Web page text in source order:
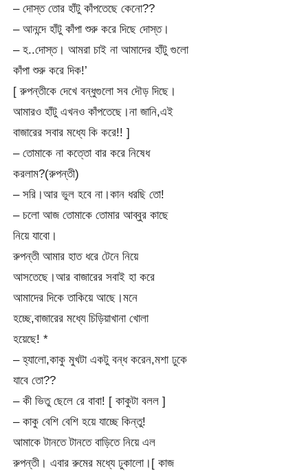
– দোস্ত তোর হাঁটু কাঁপতেছে কেনো??
– আনন্দে হাঁটু কাঁপা শুরু করে দিছে দোস্ত।
– হ..দোস্ত। আমরা চাই না আমাদের হাঁটু গুলো
কাঁপা শুরু করে দিক!’
[ রুপন্তীকে দেখে বন্ধুগুলো সব দৌড় দিছে।
আমারও হাঁটু এখনও কাঁপতেছে।না জানি,এই
বাজারের সবার মধ্যে কি করে!! ]
– তোমাকে না কত্তো বার করে নিষেধ
করলাম?(রুপন্তী)
– সরি।আর ভুল হবে না।কান ধরছি তো!
– চলো আজ তোমাকে তোমার আব্বুর কাছে
নিয়ে যাবো।
রুপন্তী আমার হাত ধরে টেনে নিয়ে
আসতেছে।আর বাজারের সবাই হা করে
আমাদের দিকে তাকিয়ে আছে।মনে
হচ্ছে,বাজারের মধ্যে চিড়িয়াখানা খোলা
হয়েছে! *
– হ্যালো,কাকু মুখটা একটু বন্ধ করেন,মশা ঢুকে
যাবে তো??
– কী ভিতু ছেলে রে বাবা! [ কাকুটা বলল ]
– কাকু বেশি বেশি হয়ে যাচ্ছে কিন্তু!
আমাকে টানতে টানতে বাড়িতে নিয়ে এল
রুপন্তী। এবার রুমের মধ্যে ঢুকালো।[ কাজ